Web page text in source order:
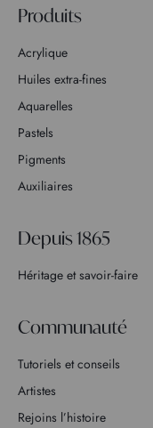
Produits
Acrylique
Huiles extra-fines
Aquarelles
Pastels
Pigments
Auxiliaires
Depuis 1865
Héritage et savoir-faire
Communauté
Tutoriels et conseils
Artistes
Rejoins l’histoire